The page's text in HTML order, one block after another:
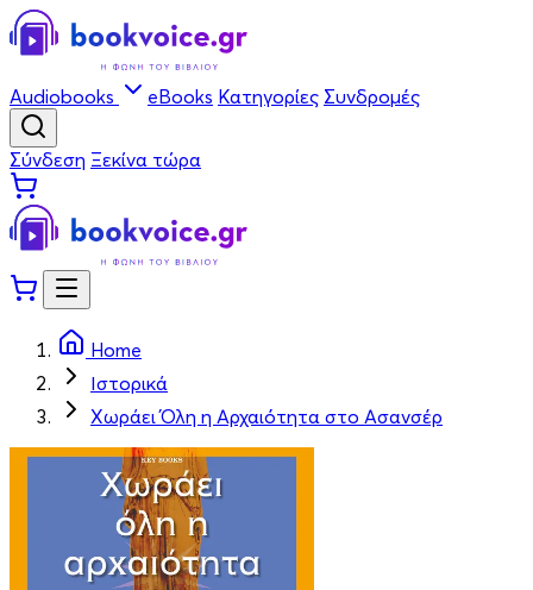
Audiobooks eBooks Κατηγορίες Συνδρομές
Σύνδεση Ξεκίνα τώρα
Home
Ιστορικά
Χωράει Όλη η Αρχαιότητα στο Ασανσέρ